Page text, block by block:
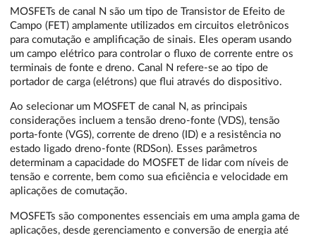
MOSFETs de canal N são um tipo de Transistor de Efeito de
Campo (FET) amplamente utilizados em circuitos eletrônicos
para comutação e amplificação de sinais. Eles operam usando
um campo elétrico para controlar o fluxo de corrente entre os
terminais de fonte e dreno. Canal N refere-se ao tipo de
portador de carga (elétrons) que flui através do dispositivo.
Ao selecionar um MOSFET de canal N, as principais
considerações incluem a tensão dreno-fonte (VDS), tensão
porta-fonte (VGS), corrente de dreno (ID) e a resistência no
estado ligado dreno-fonte (RDSon). Esses parâmetros
determinam a capacidade do MOSFET de lidar com níveis de
tensão e corrente, bem como sua eficiência e velocidade em
aplicações de comutação.
MOSFETs são componentes essenciais em uma ampla gama de
aplicações, desde gerenciamento e conversão de energia até